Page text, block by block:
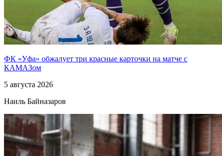
ФК «Уфа» обжалует три красные карточки на матче с
КАМАЗом
5 августа 2026
Наиль Байназаров